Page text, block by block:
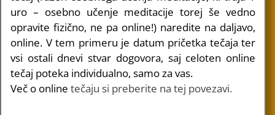
uro – osebno učenje meditacije torej še vedno
opravite fizično, ne pa online!) naredite na daljavo,
online. V tem primeru je datum pričetka tečaja ter
vsi ostali dnevi stvar dogovora, saj celoten online
tečaj poteka individualno, samo za vas.
Več o online tečaju si preberite na tej povezavi.